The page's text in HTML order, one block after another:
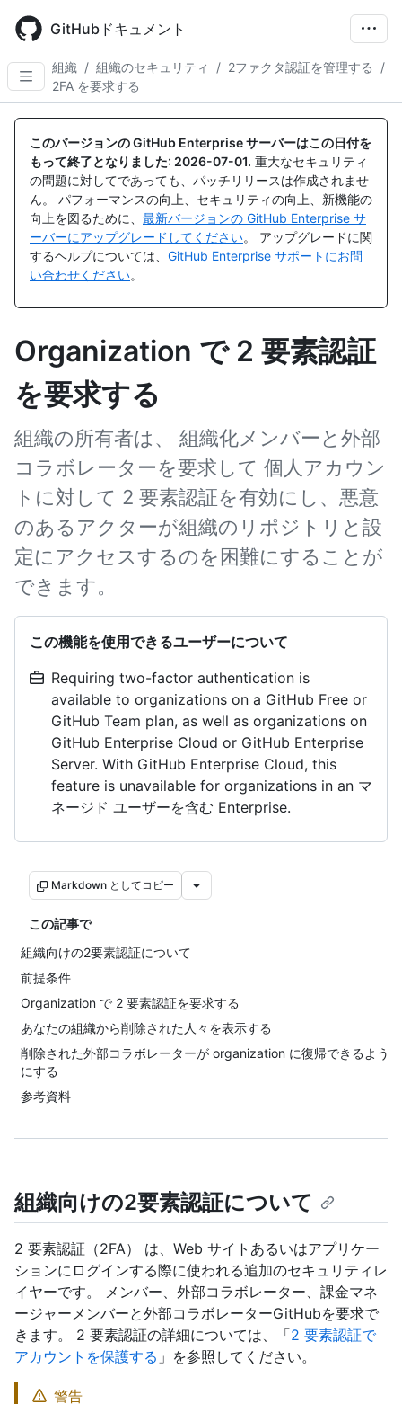
main
content
GitHubドキュメント
組織 / 組織のセキュリティ / 2ファクタ認証を管理する
/
2FA を要求する
このバージョンの GitHub Enterprise サーバーはこの日付を
もって終了となりました: 2026-07-01. 重大なセキュリティ
の問題に対してであっても、パッチリリースは作成されませ
ん。 パフォーマンスの向上、セキュリティの向上、新機能の
向上を図るために、 最新バージョンの GitHub Enterprise サ
ーバーにアップグレードしてください。 アップグレードに関
するヘルプについては、 GitHub Enterprise サポートにお問
い合わせください。
Organization で 2 要素認証
を要求する
組織の所有者は、 組織化メンバーと外部
コラボレーターを要求して 個人アカウン
トに対して 2 要素認証を有効にし、悪意
のあるアクターが組織のリポジトリと設
定にアクセスするのを困難にすることが
できます。
この機能を使用できるユーザーについて
Requiring two-factor authentication is
available to organizations on a GitHub Free or
GitHub Team plan, as well as organizations on
GitHub Enterprise Cloud or GitHub Enterprise
Server. With GitHub Enterprise Cloud, this
feature is unavailable for organizations in an マ
ネージド ユーザーを含む Enterprise.
Markdown としてコピー
この記事で
組織向けの2要素認証について
前提条件
Organization で 2 要素認証を要求する
あなたの組織から削除された人々を表示する
削除された外部コラボレーターが organization に復帰できるよう
にする
参考資料
組織向けの2要素認証について
2 要素認証（2FA） は、Web サイトあるいはアプリケー
ションにログインする際に使われる追加のセキュリティレ
イヤーです。 メンバー、外部コラボレーター、課金マネ
ージャーメンバーと外部コラボレーターGitHubを要求で
きます。 2 要素認証の詳細については、「2 要素認証で
アカウントを保護する 」を参照してください。
警告